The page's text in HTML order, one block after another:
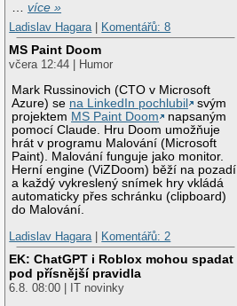
…více »
Ladislav Hagara
Komentářů: 8
MS Paint Doom
včera 12:44 | Humor
Mark Russinovich (CTO v Microsoft
Azure) se na LinkedIn pochlubil
svým
projektem MS Paint Doom
napsaným
pomocí Claude. Hru Doom umožňuje
hrát v programu Malování (Microsoft
Paint). Malování funguje jako monitor.
Herní engine (ViZDoom) běží na pozadí
a každý vykreslený snímek hry vkládá
automaticky přes schránku (clipboard)
do Malování.
Ladislav Hagara
Komentářů: 2
EK: ChatGPT i Roblox mohou spadat
pod přísnější pravidla
6.8. 08:00 | IT novinky